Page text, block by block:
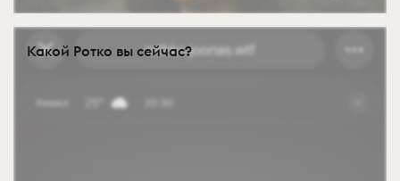
Какой Ротко вы сейчас?